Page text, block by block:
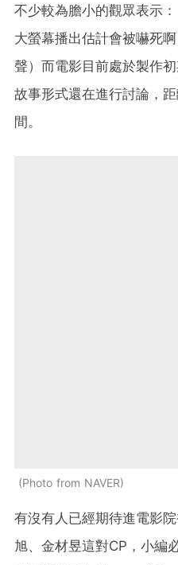
不少較為膽小的觀眾表示
大螢幕播出估計會被嚇死
聲）而電影目前處於製作
故事形式還在進行討論，
間。
Photo from NAVER
有沒有人已經期待進電影
旭、金材昱這對CP，小編